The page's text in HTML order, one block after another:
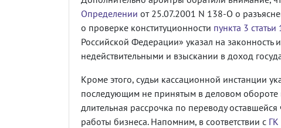
Определении от 25.07.2001 N 138-О о
о проверке конституционности пункта 3 статьи
Российской Федерации» указал на
недействительными и взыскании в доход
Кроме этого, судьи кассационной инстанции
последующим не принятым в деловом обороте
длительная рассрочка по переводу
работы бизнеса. Напомним, в соответствии с ГК